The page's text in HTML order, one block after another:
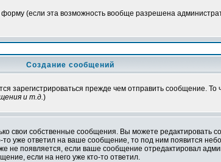
(если эта возможность вообще разрешена
Создание сообщений
зарегистрироваться прежде чем отправить сообщение.
и т.д.)
свои собственные сообщения. Вы можете редактировать
уже ответил на ваше сообщение, то под ним появится
появляется, если ваше сообщение отредактировал
если на него уже кто-то ответил.